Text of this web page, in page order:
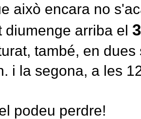
això encara no
diumenge arriba el
també, en
i la segona, a les
podeu perdre!